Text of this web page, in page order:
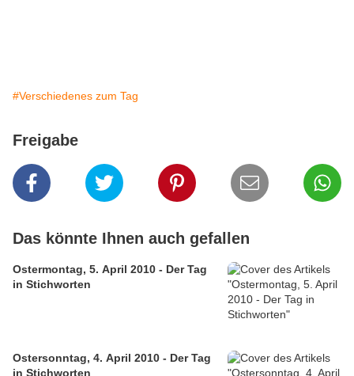
#Verschiedenes zum Tag
Freigabe
Das könnte Ihnen auch gefallen
Ostermontag, 5. April 2010 - Der Tag
in Stichworten
Ostersonntag, 4. April 2010 - Der Tag
in Stichworten